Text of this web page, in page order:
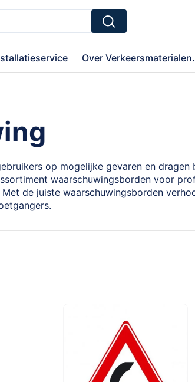
Zoek
Over
op mogelijke gevaren en dragen
waarschuwingsborden voor
de juiste waarschuwingsborden